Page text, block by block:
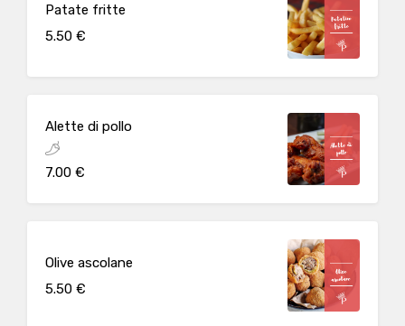
Patate fritte
5.50 €
Alette di pollo
7.00 €
Olive ascolane
5.50 €